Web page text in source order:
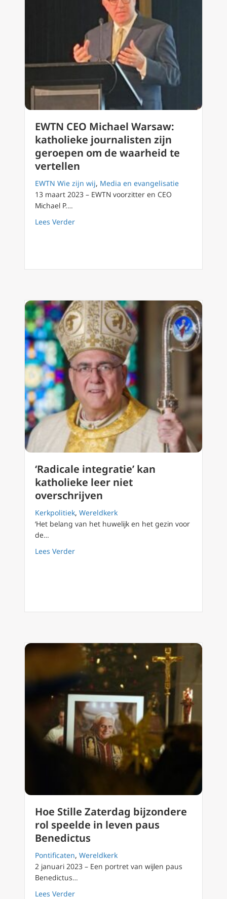
EWTN CEO Michael Warsaw:
katholieke journalisten zijn
geroepen om de waarheid te
vertellen
EWTN Wie zijn wij, Media en evangelisatie
13 maart 2023 – EWTN voorzitter en CEO
Michael P.…
Lees Verderabout EWTN CEO Michael Warsaw:
‘Radicale integratie’ kan
katholieke leer niet
overschrijven
Kerkpolitiek, Wereldkerk
‘Het belang van het huwelijk en het gezin voor
de…
Lees Verderabout ‘Radicale integratie’ kan katholieke
Hoe Stille Zaterdag bijzondere
rol speelde in leven paus
Benedictus
Pontificaten, Wereldkerk
2 januari 2023 – Een portret van wijlen paus
Benedictus…
Lees Verderabout Hoe Stille Zaterdag bijzondere rol